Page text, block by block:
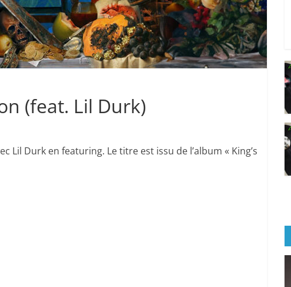
(feat. Lil Durk)
Lil Durk en featuring. Le titre est issu de l’album « King’s